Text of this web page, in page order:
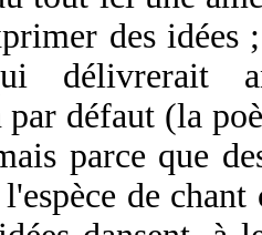
des idées
délivrerait
défaut (la
parce que
de